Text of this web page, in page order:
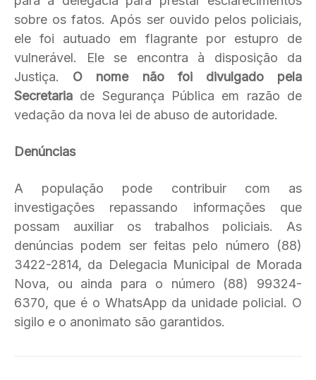
sobre os fatos. Após ser ouvido pelos policiais,
ele foi autuado em flagrante por estupro de
vulnerável. Ele se encontra à disposição da
Justiça. O nome não foi divulgado pela
Secretaria de Segurança Pública em razão de
vedação da nova lei de abuso de autoridade.
Denúncias
A população pode contribuir com as
investigações repassando informações que
possam auxiliar os trabalhos policiais. As
denúncias podem ser feitas pelo número (88)
3422-2814, da Delegacia Municipal de Morada
Nova, ou ainda para o número (88) 99324-
6370, que é o WhatsApp da unidade policial. O
sigilo e o anonimato são garantidos.